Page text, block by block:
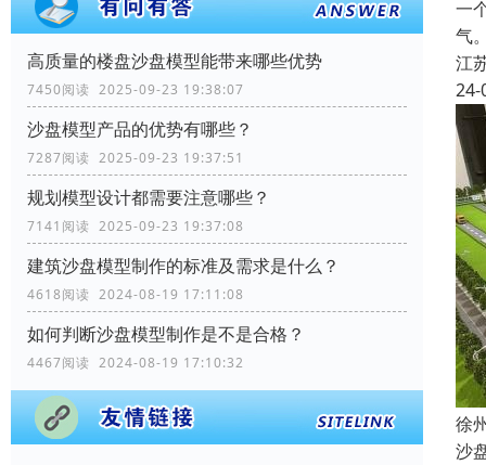
高质量的楼盘沙盘模型能带来哪些优势
7450阅读 2025-09-23 19:38:07
沙盘模型产品的优势有哪些？
7287阅读 2025-09-23 19:37:51
规划模型设计都需要注意哪些？
7141阅读 2025-09-23 19:37:08
建筑沙盘模型制作的标准及需求是什么？
4618阅读 2024-08-19 17:11:08
如何判断沙盘模型制作是不是合格？
4467阅读 2024-08-19 17:10:32
一
气
江
24-
徐
沙